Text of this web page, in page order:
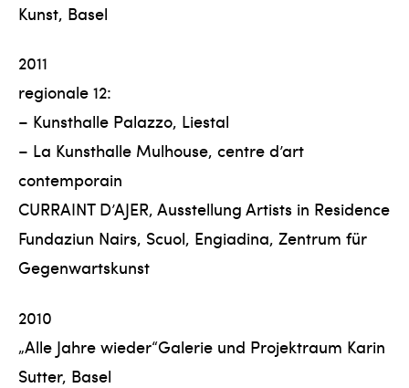
Kunst, Basel
2011
regionale 12:
– Kunsthalle Palazzo, Liestal
– La Kunsthalle Mulhouse, centre d’art
contemporain
CURRAINT D’AJER, Ausstellung Artists in Residence
Fundaziun Nairs, Scuol, Engiadina, Zentrum für
Gegenwartskunst
2010
„Alle Jahre wieder“Galerie und Projektraum Karin
Sutter, Basel